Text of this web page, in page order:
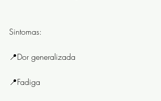
Sintomas:
📍Dor generalizada
📍Fadiga